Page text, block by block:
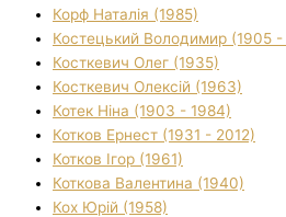
Корф Наталія (1985)
Костецький Володимир (1905 -
Косткевич Олег (1935)
Косткевич Олексій (1963)
Котек Ніна (1903 - 1984)
Котков Ернест (1931 - 2012)
Котков Ігор (1961)
Коткова Валентина (1940)
Кох Юрій (1958)